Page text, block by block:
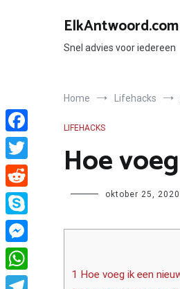
ElkAntwoord.com
Snel advies voor iedereen
Home Lifehacks
LIFEHACKS
Hoe
Author oktober 25, 2020
1 Hoe voeg ik een
Facebook
Twitter
Reddit
Skype
Messenger
WhatsApp